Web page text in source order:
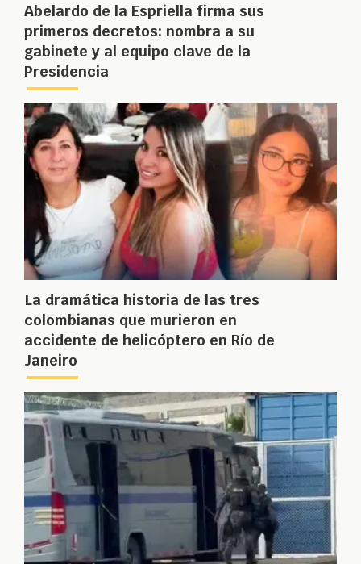
Abelardo de la Espriella firma sus
primeros decretos: nombra a su
gabinete y al equipo clave de la
Presidencia
La dramática historia de las tres
colombianas que murieron en
accidente de helicóptero en Río de
Janeiro